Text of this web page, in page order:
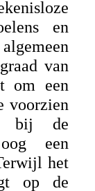
en
van
om een
voorzien
bij de
een
het
op de